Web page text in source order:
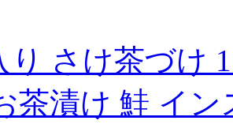
り さけ茶づけ
茶漬け 鮭 イン